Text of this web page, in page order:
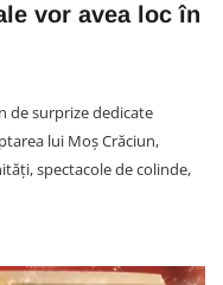
vor avea loc în
de surprize dedicate
lui Moş Crăciun,
spectacole de colinde,